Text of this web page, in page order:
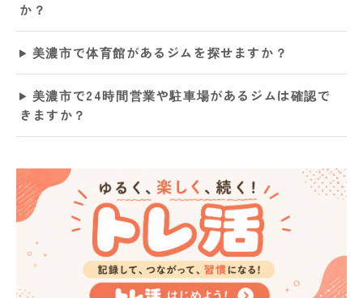
か？
美濃市で体育館があるジムを探せますか？
美濃市で24時間営業や駐車場があるジムは確認で
きますか？